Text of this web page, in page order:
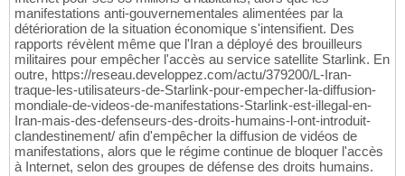
manifestations anti-gouvernementales alimentées par la
détérioration de la situation économique s'intensifient. Des
rapports révèlent même que l'Iran a déployé des brouilleurs
militaires pour empêcher l'accès au service satellite Starlink. En
outre, https://reseau.developpez.com/actu/379200/L-Iran-
traque-les-utilisateurs-de-Starlink-pour-empecher-la-diffusion-
mondiale-de-videos-de-manifestations-Starlink-est-illegal-en-
Iran-mais-des-defenseurs-des-droits-humains-l-ont-introduit-
clandestinement/ afin d'empêcher la diffusion de vidéos de
manifestations, alors que le régime continue de bloquer l'accès
à Internet, selon des groupes de défense des droits humains.